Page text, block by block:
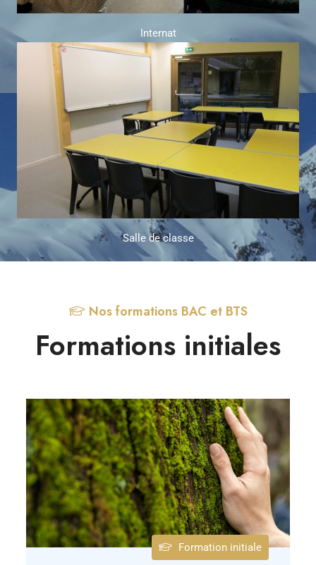
Internat
Salle de classe
Nos formations BAC et BTS
Formations initiales
Formation initiale